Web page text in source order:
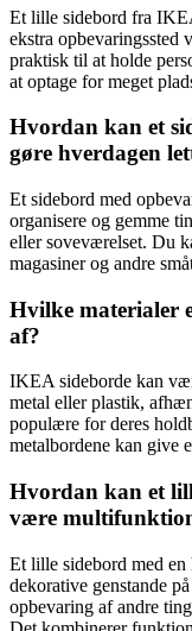
Et lille sidebord fra
ekstra opbevaringssted
praktisk til at holde
at optage for meget
Hvordan kan et
gøre hverdagen
Et sidebord med
organisere og gemme
eller soveværelset. Du
magasiner og andre
Hvilke materialer
af?
IKEA sideborde kan
metal eller plastik,
populære for deres
metalbordene kan give
Hvordan kan et
være
Et lille sidebord med
dekorative genstande
opbevaring af andre